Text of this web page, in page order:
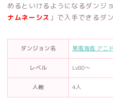
めるといけるようになるダンジ
ナムネーシス 」で入手できるダ
ダンジョン名 黒風海底 アニ
レベル Lv80～
人数 4人